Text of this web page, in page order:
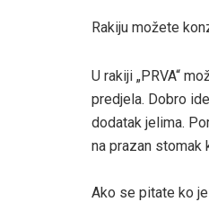
Rakiju možete
U rakiji „PRVA“
predjela. Dobro
dodatak jelima.
na prazan stomak
Ako se pitate ko